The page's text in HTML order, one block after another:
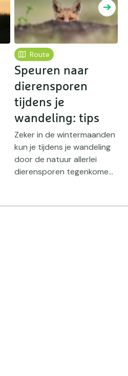
Route
Speuren naar
dierensporen
tijdens je
wandeling: tips
Zeker in de wintermaanden
kun je tijdens je wandeling
door de natuur allerlei
dierensporen tegenkome...